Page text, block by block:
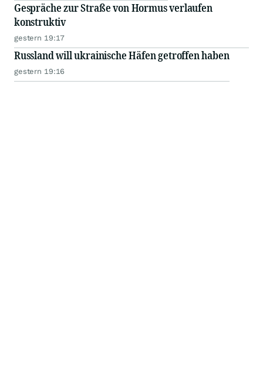
Gespräche zur Straße von Hormus verlaufen
konstruktiv
gestern 19:17
Russland will ukrainische Häfen getroffen haben
gestern 19:16